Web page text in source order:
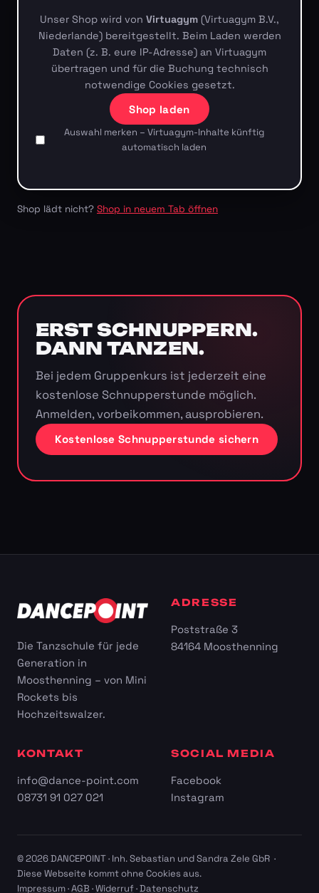
Unser Shop wird von Virtuagym (Virtuagym B.V.,
Niederlande) bereitgestellt. Beim Laden werden
Daten (z. B. eure IP-Adresse) an Virtuagym
übertragen und für die Buchung technisch
notwendige Cookies gesetzt.
Shop laden
Auswahl merken – Virtuagym-Inhalte künftig
automatisch laden
Shop lädt nicht? Shop in neuem Tab öffnen
ERST SCHNUPPERN.
DANN TANZEN.
Bei jedem Gruppenkurs ist jederzeit eine
kostenlose Schnupperstunde möglich.
Anmelden, vorbeikommen, ausprobieren.
Kostenlose Schnupperstunde sichern
Die Tanzschule für jede
Generation in
Moosthenning – von Mini
Rockets bis
Hochzeitswalzer.
ADRESSE
Poststraße 3
84164 Moosthenning
KONTAKT
info@dance-point.com
08731 91 027 021
SOCIAL MEDIA
Facebook
Instagram
© 2026 DANCEPOINT · Inh. Sebastian und Sandra Zele GbR ·
Diese Webseite kommt ohne Cookies aus.
Impressum·AGB ·Widerruf·Datenschutz